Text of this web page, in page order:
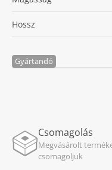
Hossz
Gyártandó
Csomagolás
Megvásárolt
csomagoljuk